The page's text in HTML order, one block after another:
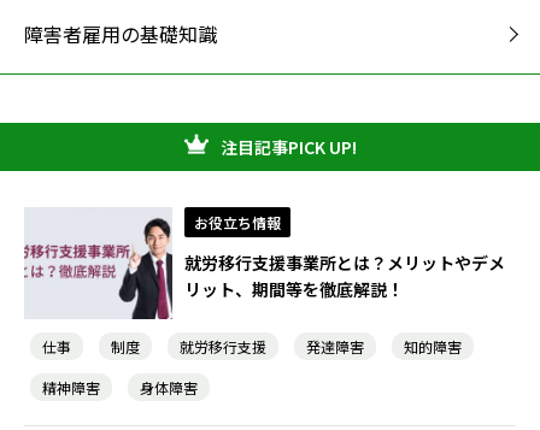
障害者雇用の基礎知識
注目記事PICK UP!
お役立ち情報
就労移行支援事業所とは？メリットやデメ
リット、期間等を徹底解説！
仕事 制度 就労移行支援 発達障害
知的障害
精神障害
身体障害